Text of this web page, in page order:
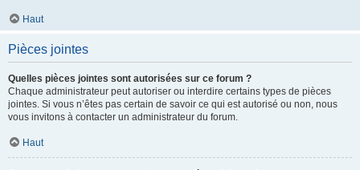
Haut
Pièces jointes
Quelles pièces jointes sont autorisées sur ce forum ?
Chaque administrateur peut autoriser ou interdire certains types de pièces
jointes. Si vous n’êtes pas certain de savoir ce qui est autorisé ou non, nous
vous invitons à contacter un administrateur du forum.
Haut